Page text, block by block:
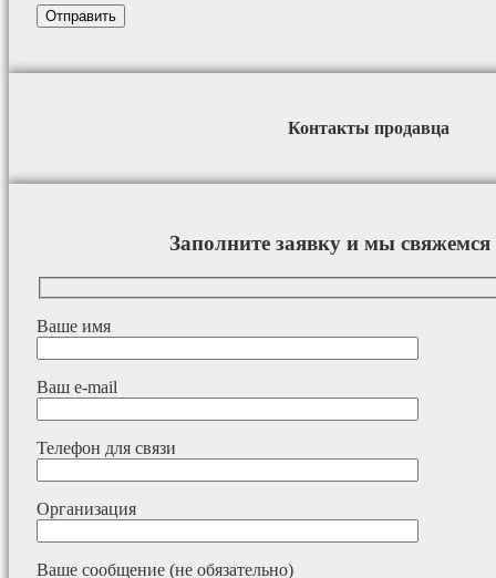
Контакты продавца
Заполните заявку и мы
Ваше имя
Ваш e-mail
Телефон для связи
Организация
Ваше сообщение (не обязательно)